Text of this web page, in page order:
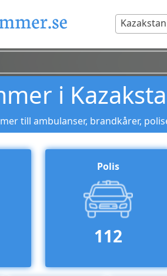
Kazakstan
i
till ambulanser, brandkårer,
Polis
112